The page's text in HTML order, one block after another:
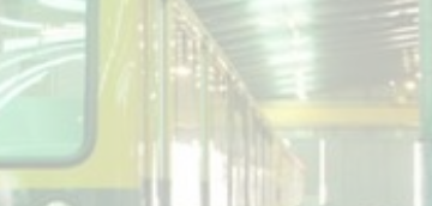
privado por
Línea Mitre: dieron